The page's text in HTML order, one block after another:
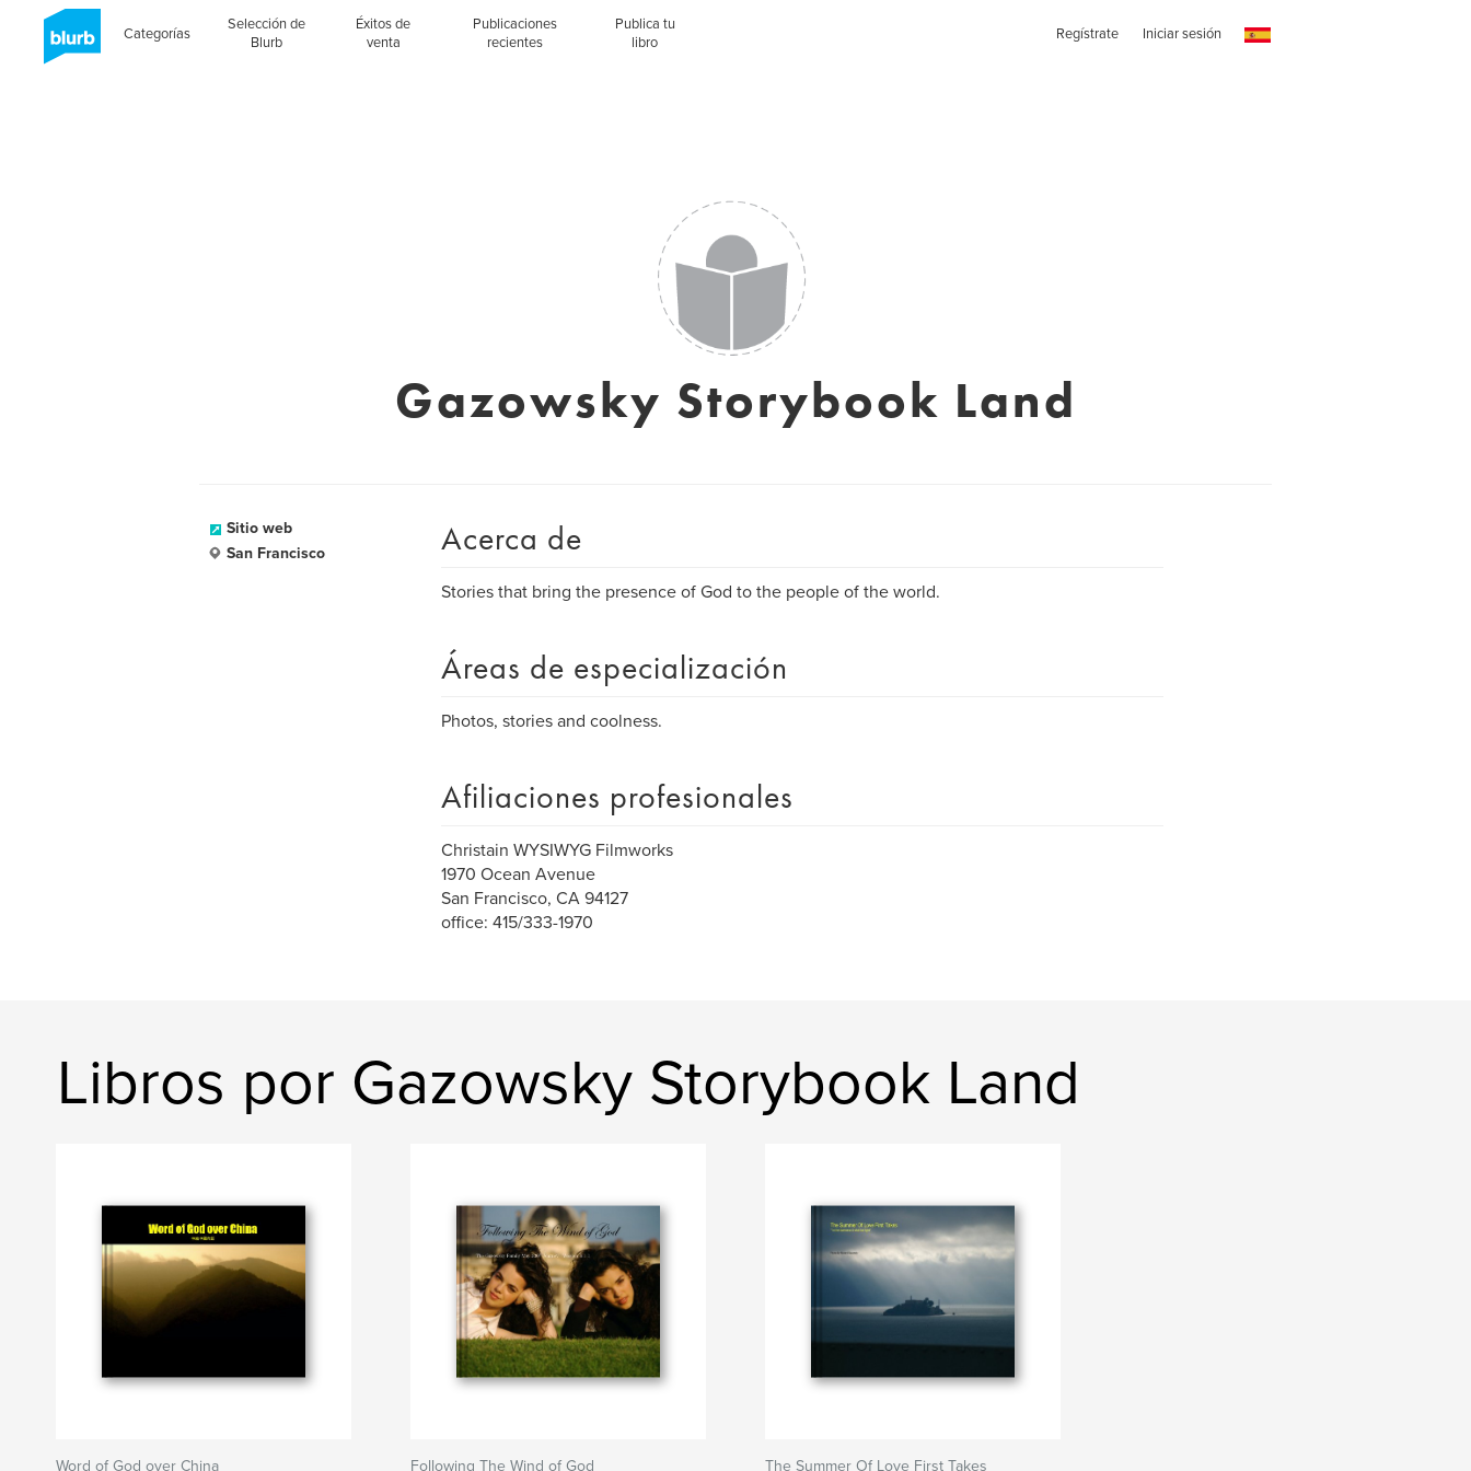
Categorías
Selección de
Blurb
Éxitos de
venta
Publicaciones
recientes
Publica tu
libro
Regístrate Iniciar sesión
Gazowsky Storybook Land
Sitio web
San Francisco
Acerca de
Stories that bring the presence of God to the people of the world.
Áreas de especialización
Photos, stories and coolness.
Afiliaciones profesionales
Christain WYSIWYG Filmworks
1970 Ocean Avenue
San Francisco, CA 94127
office: 415/333-1970
Libros por Gazowsky Storybook Land
Word of God over China Following The Wind of God The Summer Of Love First Takes